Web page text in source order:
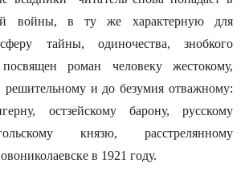
войны, в ту же характерную для
тайны, одиночества, знобкого
роман человеку жестокому,
решительному и до безумия отважному:
остзейскому барону, русскому
князю, расстрелянному
в 1921 году.